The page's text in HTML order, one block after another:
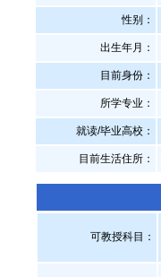
性别：
出生年月：
目前身份：
所学专业：
就读/毕业高校：
目前生活住所：
可教授科目：